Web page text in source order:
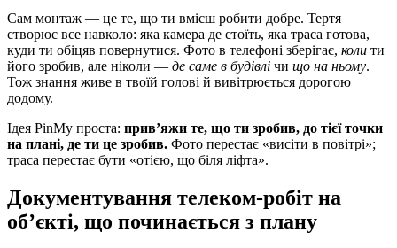
Сам монтаж — це те, що ти вмієш робити добре. Тертя
створює все навколо: яка камера де стоїть, яка траса готова,
куди ти обіцяв повернутися. Фото в телефоні зберігає, коли ти
його зробив, але ніколи — де саме в будівлі чи що на ньому.
Тож знання живе в твоїй голові й вивітрюється дорогою
додому.
Ідея PinMy проста: прив’яжи те, що ти зробив, до тієї точки
на плані, де ти це зробив. Фото перестає «висіти в повітрі»;
траса перестає бути «отією, що біля ліфта».
Документування телеком-робіт на
об’єкті, що починається з плану